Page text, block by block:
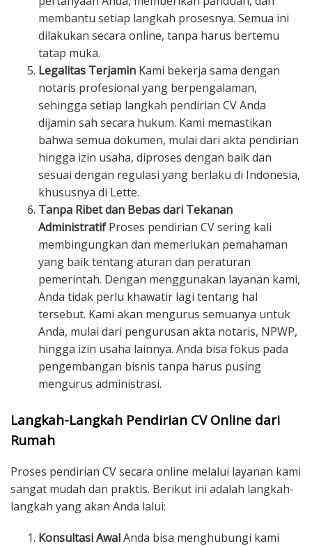
membantu setiap langkah prosesnya. Semua ini
dilakukan secara online, tanpa harus bertemu
tatap muka.
Legalitas Terjamin Kami bekerja sama dengan
notaris profesional yang berpengalaman,
sehingga setiap langkah pendirian CV Anda
dijamin sah secara hukum. Kami memastikan
bahwa semua dokumen, mulai dari akta pendirian
hingga izin usaha, diproses dengan baik dan
sesuai dengan regulasi yang berlaku di Indonesia,
khususnya di Lette.
Tanpa Ribet dan Bebas dari Tekanan
AdministratifProses pendirian CV sering kali
membingungkan dan memerlukan pemahaman
yang baik tentang aturan dan peraturan
pemerintah. Dengan menggunakan layanan kami,
Anda tidak perlu khawatir lagi tentang hal
tersebut. Kami akan mengurus semuanya untuk
Anda, mulai dari pengurusan akta notaris, NPWP,
hingga izin usaha lainnya. Anda bisa fokus pada
pengembangan bisnis tanpa harus pusing
mengurus administrasi.
Langkah-Langkah Pendirian CV Online dari
Rumah
Proses pendirian CV secara online melalui layanan kami
sangat mudah dan praktis. Berikut ini adalah langkah-
langkah yang akan Anda lalui:
Konsultasi AwalAnda bisa menghubungi kami